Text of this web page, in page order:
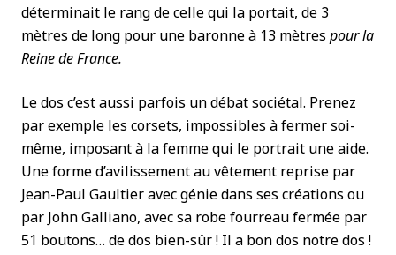
déterminait le rang de celle qui la portait, de 3
mètres de long pour une baronne à 13 mètres pour la
Reine de France.
Le dos c’est aussi parfois un débat sociétal. Prenez
par exemple les corsets, impossibles à fermer soi-
même, imposant à la femme qui le portrait une aide.
Une forme d’avilissement au vêtement reprise par
Jean-Paul Gaultier avec génie dans ses créations ou
par John Galliano, avec sa robe fourreau fermée par
51 boutons… de dos bien-sûr ! Il a bon dos notre dos !